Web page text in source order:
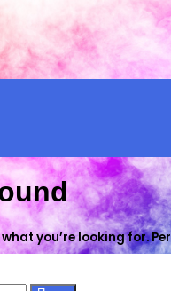
you’re looking for.